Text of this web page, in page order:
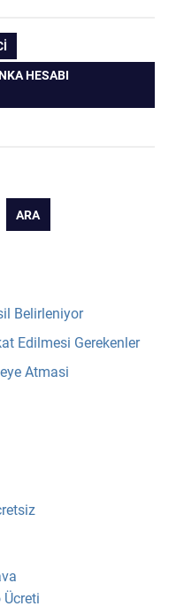
HESABI
ARA
Belirleniyor
Edilmesi Gerekenler
Atmasi